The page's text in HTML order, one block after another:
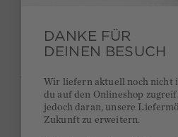
Behalte deinen Style und
Kurze Lieferzeiten 3-5 Tage
Ab 300€ versandkostenfrei
14 Tage Rückgaberecht
DANKE FÜR
DEINEN BESUCH
Wir liefern aktuell noch nicht
du auf den Onlineshop
jedoch daran, unsere
Zukunft zu erweitern.